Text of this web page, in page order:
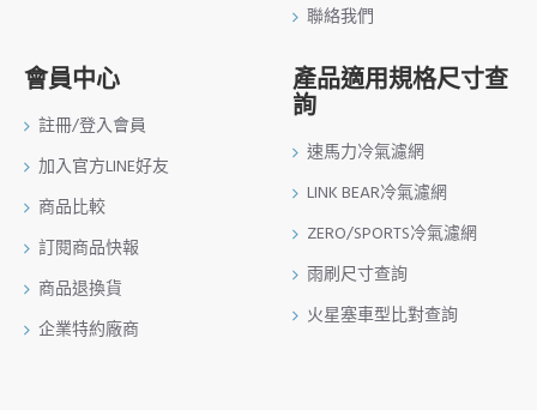
聯絡我們
會員中心
註冊/登入會員
加入官方LINE好友
商品比較
訂閱商品快報
商品退換貨
企業特約廠商
產品適用規格尺寸查
詢
速馬力冷氣濾網
LINK BEAR冷氣濾網
ZERO/SPORTS冷氣濾網
雨刷尺寸查詢
火星塞車型比對查詢